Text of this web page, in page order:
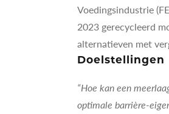
Voedingsindustrie
2023 gerecycleerd
alternatieven met
Doelstellingen
“Hoe kan een
optimale barrière-